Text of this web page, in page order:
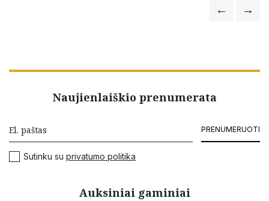
Auksiniai gaminiai
Naujienlaiškio prenumerata
PRENUMERUOTI
Sutinku su privatumo politika